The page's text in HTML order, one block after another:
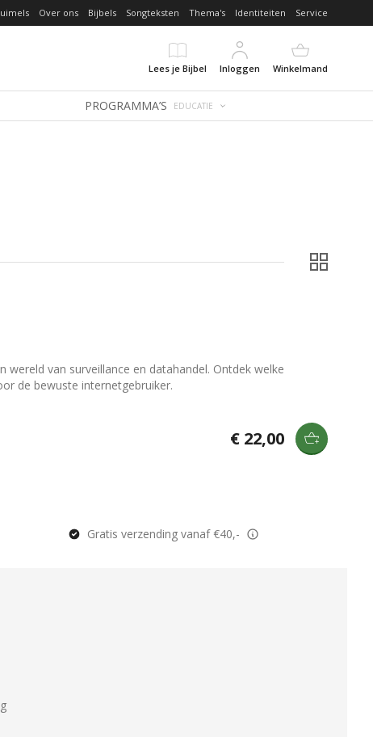
Over ons Bijbels Songteksten Thema's Identiteiten Service
Lees je Bijbel
Inloggen Winkelmand
PROGRAMMA’S EDUCATIE
van surveillance en datahandel. Ontdek welke
de bewuste internetgebruiker.
€ 22,00
Gratis verzending vanaf €40,-